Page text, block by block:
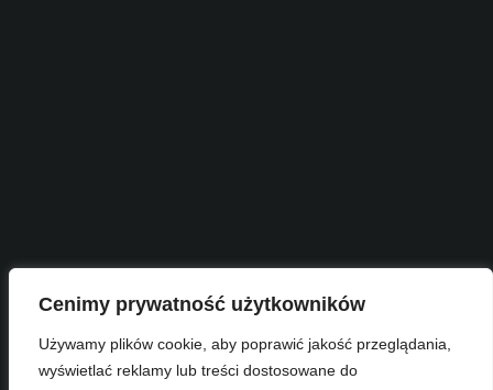
Cenimy prywatność użytkowników
Używamy plików cookie, aby poprawić jakość przeglądania,
wyświetlać reklamy lub treści dostosowane do